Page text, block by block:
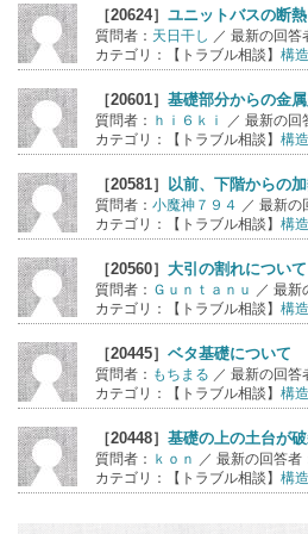
［20624］ ユニットバスの断
質問者： 天日干し ／ 最新の回答
カテゴリ：【トラブル相談】 構
［20601］ 基礎部分からの金
質問者： ｈｉ６ｋｉ ／ 最新の回
カテゴリ：【トラブル相談】 構
［20581］ 以前、下階からの
質問者： 小魔神７９４ ／ 最新の
カテゴリ：【トラブル相談】 構
［20560］ 大引の割れについて
質問者： Ｇｕｎｔａｎｕ ／ 最新
カテゴリ：【トラブル相談】 構
［20445］ ベタ基礎について
質問者： もちまる ／ 最新の回答
カテゴリ：【トラブル相談】 構
［20448］ 基礎の上の土台が
質問者： ｋｏｎ ／ 最新の回答者
カテゴリ：【トラブル相談】 構